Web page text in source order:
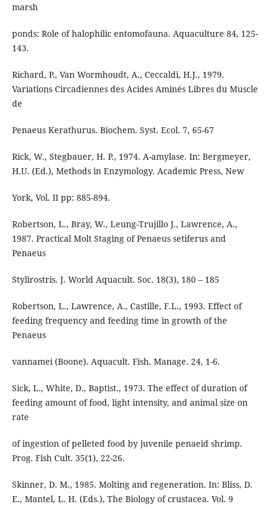
marsh
ponds: Role of halophilic entomofauna. Aquaculture 84, 125-
143.
Richard, P., Van Wormhoudt, A., Ceccaldi, H.J., 1979.
Variations Circadiennes des Acides Aminés Libres du Muscle
de
Penaeus Kerathurus. Biochem. Syst. Ecol. 7, 65-67
Rick, W., Stegbauer, H. P., 1974. A-amylase. In: Bergmeyer,
H.U. (Ed.), Methods in Enzymology. Academic Press, New
York, Vol. II pp: 885-894.
Robertson, L., Bray, W., Leung-Trujillo J., Lawrence, A.,
1987. Practical Molt Staging of Penaeus setiferus and
Penaeus
Stylirostris. J. World Aquacult. Soc. 18(3), 180 – 185
Robertson, L., Lawrence, A., Castille, F.L., 1993. Effect of
feeding frequency and feeding time in growth of the
Penaeus
vannamei (Boone). Aquacult. Fish. Manage. 24, 1-6.
Sick, L., White, D., Baptist., 1973. The effect of duration of
feeding amount of food, light intensity, and animal size on
rate
of ingestion of pelleted food by juvenile penaeid shrimp.
Prog. Fish Cult. 35(1), 22-26.
Skinner, D. M., 1985. Molting and regeneration. In: Bliss, D.
E., Mantel, L. H. (Eds.), The Biology of crustacea. Vol. 9